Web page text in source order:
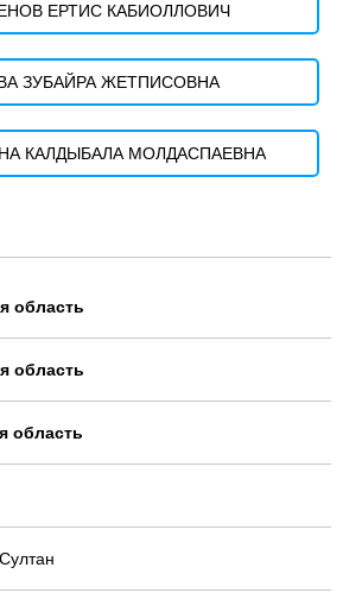
ЕРТИС КАБИОЛЛОВИЧ
ЗУБАЙРА ЖЕТПИСОВНА
КАЛДЫБАЛА МОЛДАСПАЕВНА
область
область
область